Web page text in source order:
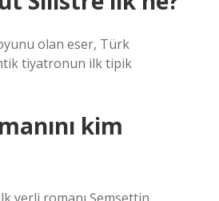
olan eser, Türk
tiyatronun ilk tipik
kim